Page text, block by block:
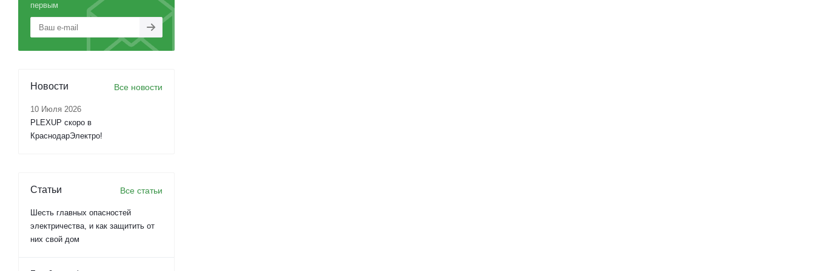
первым
Новости Все новости
10 Июля 2026
PLEXUP скоро в
КраснодарЭлектро!
Статьи Все статьи
Шесть главных опасностей
электричества, и как защитить от
них свой дом